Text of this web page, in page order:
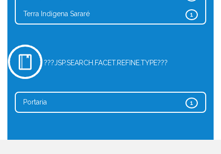
1
Terra Indígena Sararé
???JSP.SEARCH.FACET.REFINE.TYPE???
1
Portaria